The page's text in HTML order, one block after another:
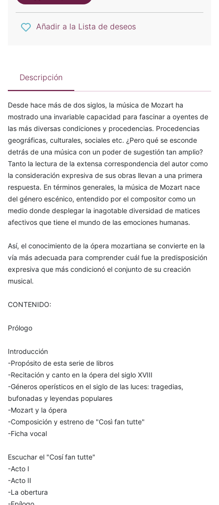
Añadir a la Lista de deseos
Descripción
Desde hace más de dos siglos, la música de Mozart ha
mostrado una invariable capacidad para fascinar a oyentes de
las más diversas condiciones y procedencias. Procedencias
geográficas, culturales, sociales etc. ¿Pero qué se esconde
detrás de una música con un poder de sugestión tan amplio?
Tanto la lectura de la extensa correspondencia del autor como
la consideración expresiva de sus obras llevan a una primera
respuesta. En términos generales, la música de Mozart nace
del género escénico, entendido por el compositor como un
medio donde desplegar la inagotable diversidad de matices
afectivos que tiene el mundo de las emociones humanas.
Así, el conocimiento de la ópera mozartiana se convierte en la
vía más adecuada para comprender cuál fue la predisposición
expresiva que más condicionó el conjunto de su creación
musical.
CONTENIDO:
Prólogo
Introducción
-Propósito de esta serie de libros
-Recitación y canto en la ópera del siglo XVIII
-Géneros operísticos en el siglo de las luces: tragedias,
bufonadas y leyendas populares
-Mozart y la ópera
-Composición y estreno de "Così fan tutte"
-Ficha vocal
Escuchar el "Cosí fan tutte"
-Acto I
-Acto II
-La obertura